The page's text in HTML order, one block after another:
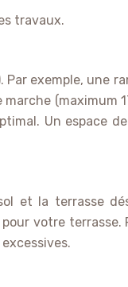
travaux.
exemple, une
(maximum
Un espace
et la terrasse
votre